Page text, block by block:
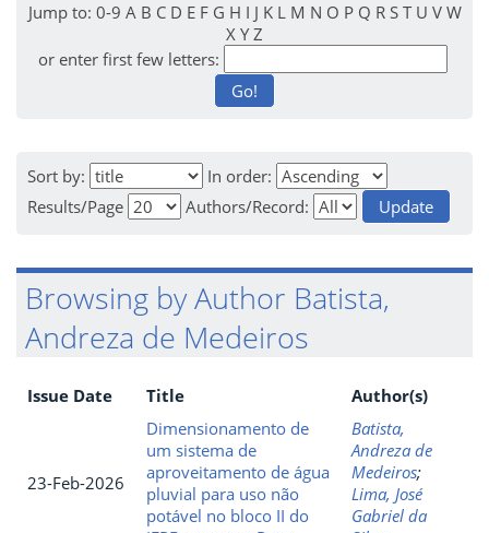
Jump to: 0-9 A B C D E F G H I J K L M N O P Q R S T U V W
X Y Z
or enter first few letters:
Sort by:
In order:
Results/Page
Authors/Record:
Browsing by Author Batista,
Andreza de Medeiros
Issue Date Title Author(s)
23-Feb-2026
Dimensionamento de
um sistema de
aproveitamento de água
pluvial para uso não
potável no bloco II do
Batista,
Andreza de
Medeiros;
Lima, José
Gabriel da